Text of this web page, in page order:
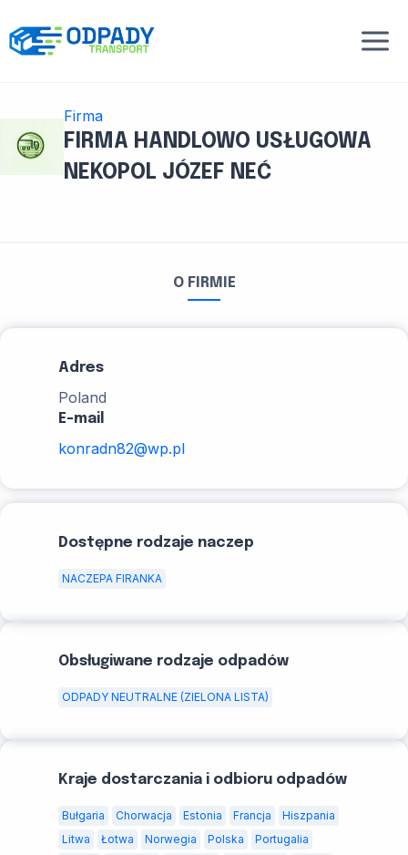
do
treści
Firma
FIRMA HANDLOWO USŁUGOWA
NEKOPOL JÓZEF NEĆ
O FIRMIE
Adres
Poland
E-mail
konradn82@wp.pl
Dostępne rodzaje naczep
NACZEPA FIRANKA
Obsługiwane rodzaje odpadów
ODPADY NEUTRALNE (ZIELONA LISTA)
Kraje dostarczania i odbioru odpadów
Bułgaria Chorwacja Estonia Francja
Hiszpania
Litwa
Łotwa Norwegia Polska
Portugalia